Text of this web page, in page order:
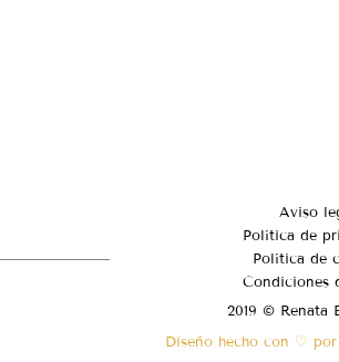
Aviso
Política de
Política de
Condiciones
2019 © Renata
Diseño hecho con ♡